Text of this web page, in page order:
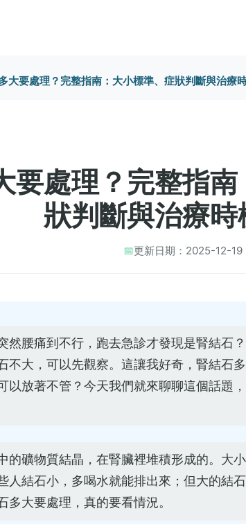
大要處理？完整指南：大小標準、症狀判斷與治療
要處理？完整指
狀判斷與治療時
📅更新日期：2025-12-19
然腰痛到不行，跑去急診才發現是腎結石
不大，可以先觀察。這讓我好奇，腎結石
以放著不管？今天我們就來聊聊這個話題
的礦物質結晶，在腎臟裡堆積形成的。大
人結石小，多喝水就能排出來；但大的結
多大要處理，真的要看情況。